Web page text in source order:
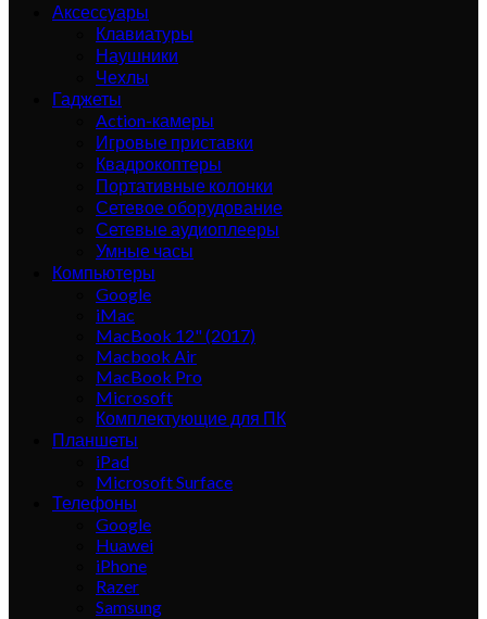
Аксессуары
Клавиатуры
Наушники
Чехлы
Гаджеты
Action-камеры
Игровые приставки
Квадрокоптеры
Портативные колонки
Сетевое оборудование
Сетевые аудиоплееры
Умные часы
Компьютеры
Google
iMac
MacBook 12" (2017)
Macbook Air
MacBook Pro
Microsoft
Комплектующие для ПК
Планшеты
iPad
Microsoft Surface
Телефоны
Google
Huawei
iPhone
Razer
Samsung